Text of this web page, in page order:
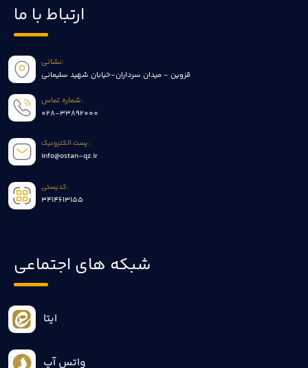
ارتباط با ما
نشانی:
قزوین - میدان سرداران-خیابان شهید سلیمانی
شماره تماس:
028-33892000
پست الکترونیک:
info@ostan-qz.ir
کدپستی:
3414613155
شبکه های اجتماعی
ایتا
واتس آپ